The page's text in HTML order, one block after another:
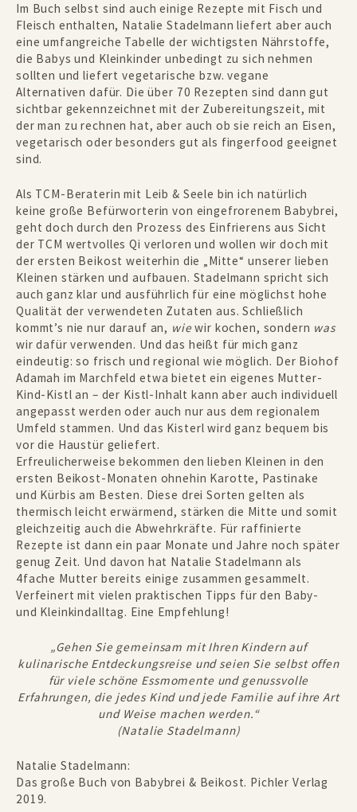
Im Buch selbst sind auch einige Rezepte mit Fisch und
Fleisch enthalten, Natalie Stadelmann liefert aber auch
eine umfangreiche Tabelle der wichtigsten Nährstoffe,
die Babys und Kleinkinder unbedingt zu sich nehmen
sollten und liefert vegetarische bzw. vegane
Alternativen dafür. Die über 70 Rezepten sind dann gut
sichtbar gekennzeichnet mit der Zubereitungszeit, mit
der man zu rechnen hat, aber auch ob sie reich an Eisen,
vegetarisch oder besonders gut als fingerfood geeignet
sind.
Als TCM-Beraterin mit Leib & Seele bin ich natürlich
keine große Befürworterin von eingefrorenem Babybrei,
geht doch durch den Prozess des Einfrierens aus Sicht
der TCM wertvolles Qi verloren und wollen wir doch mit
der ersten Beikost weiterhin die „Mitte“ unserer lieben
Kleinen stärken und aufbauen. Stadelmann spricht sich
auch ganz klar und ausführlich für eine möglichst hohe
Qualität der verwendeten Zutaten aus. Schließlich
kommt’s nie nur darauf an, wie wir kochen, sondern was
wir dafür verwenden. Und das heißt für mich ganz
eindeutig: so frisch und regional wie möglich. Der Biohof
Adamah im Marchfeld etwa bietet ein eigenes Mutter-
Kind-Kistl an – der Kistl-Inhalt kann aber auch individuell
angepasst werden oder auch nur aus dem regionalem
Umfeld stammen. Und das Kisterl wird ganz bequem bis
vor die Haustür geliefert.
Erfreulicherweise bekommen den lieben Kleinen in den
ersten Beikost-Monaten ohnehin Karotte, Pastinake
und Kürbis am Besten. Diese drei Sorten gelten als
thermisch leicht erwärmend, stärken die Mitte und somit
gleichzeitig auch die Abwehrkräfte. Für raffinierte
Rezepte ist dann ein paar Monate und Jahre noch später
genug Zeit. Und davon hat Natalie Stadelmann als
4fache Mutter bereits einige zusammen gesammelt.
Verfeinert mit vielen praktischen Tipps für den Baby-
und Kleinkindalltag. Eine Empfehlung!
„Gehen Sie gemeinsam mit Ihren Kindern auf
kulinarische Entdeckungsreise und seien Sie selbst offen
für viele schöne Essmomente und genussvolle
Erfahrungen, die jedes Kind und jede Familie auf ihre Art
und Weise machen werden.“
(Natalie Stadelmann)
Natalie Stadelmann:
Das große Buch von Babybrei & Beikost. Pichler Verlag
2019.